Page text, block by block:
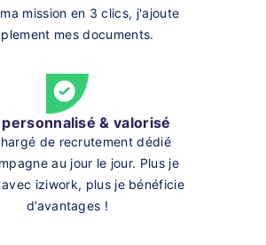
mission en 3 clics, j'ajoute
mes documents.
& valorisé
de recrutement dédié
au jour le jour. Plus je
iziwork, plus je bénéficie
d’avantages !